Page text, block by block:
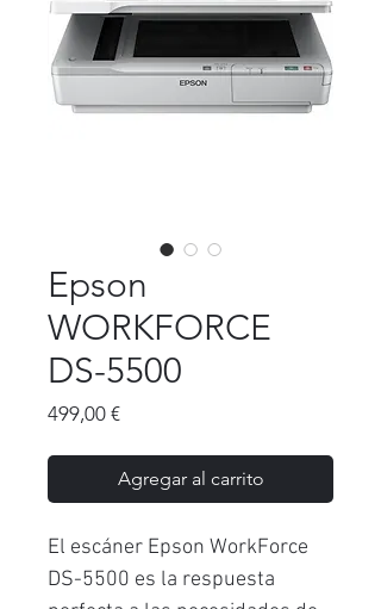
Epson
WORKFORCE
DS-5500
499,00 €Precio
Agregar al carrito
El escáner Epson WorkForce
DS-5500 es la respuesta